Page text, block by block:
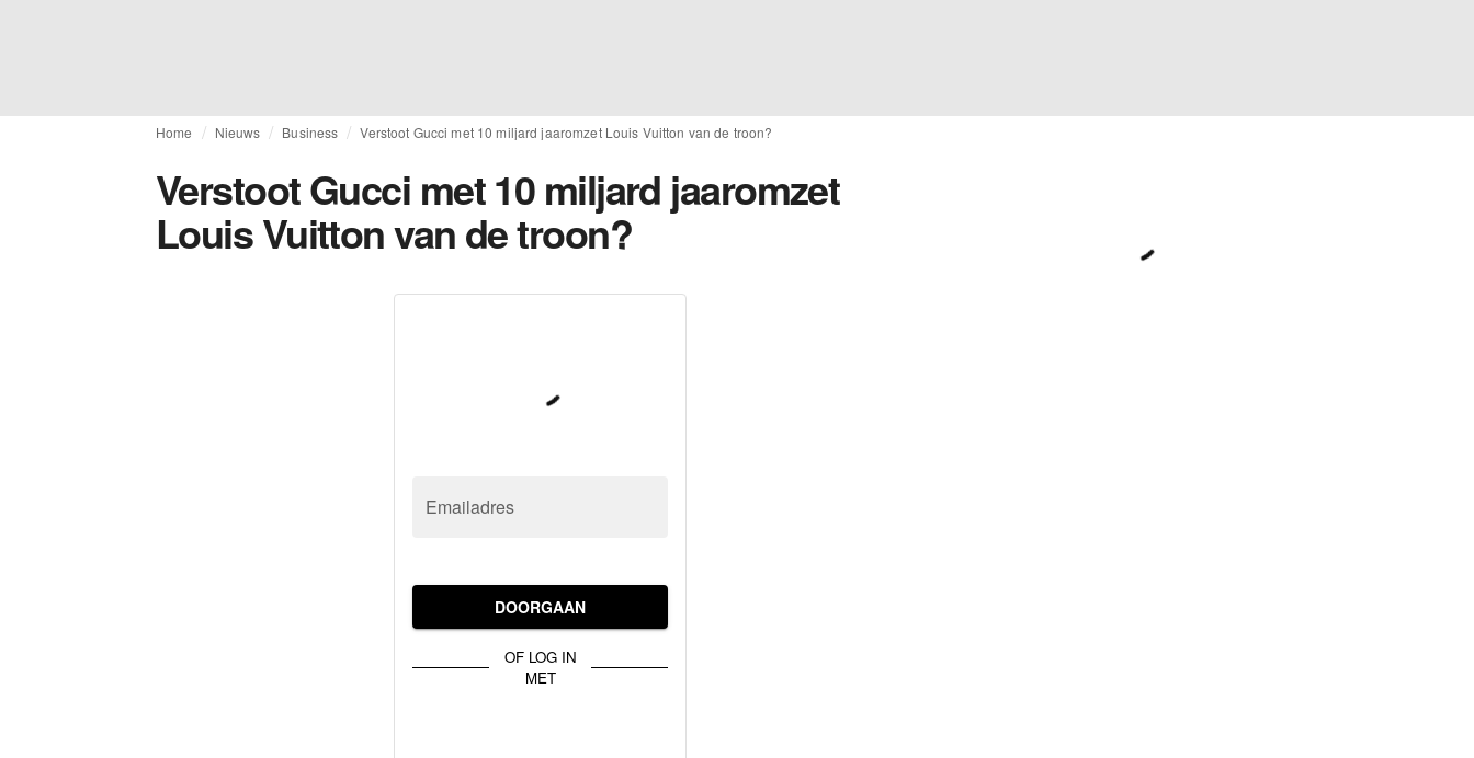
Home Nieuws Business Verstoot Gucci met 10 miljard jaaromzet Louis Vuitton van de troon?
Verstoot Gucci met 10 miljard jaaromzet
Louis Vuitton van de troon?
Emailadres
DOORGAAN
OF LOG IN
MET